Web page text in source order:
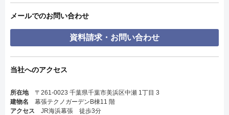
メールでのお問い合わせ
資料請求・お問い合わせ
当社へのアクセス
所在地〒261-0023 千葉県千葉市美浜区中瀬 1丁目 3
建物名 幕張テクノガーデンB棟11 階
アクセス JR海浜幕張 徒歩3分